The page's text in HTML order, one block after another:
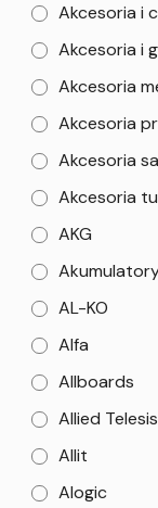
Akcesoria i
Akcesoria i
Akcesoria
Akcesoria
Akcesoria
Akcesoria
AKG
AL-KO
Alfa
Allboards
Allied Telesis
Allit
Alogic